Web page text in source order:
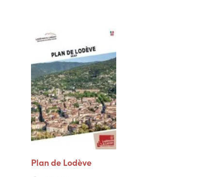
Plan de Lodève